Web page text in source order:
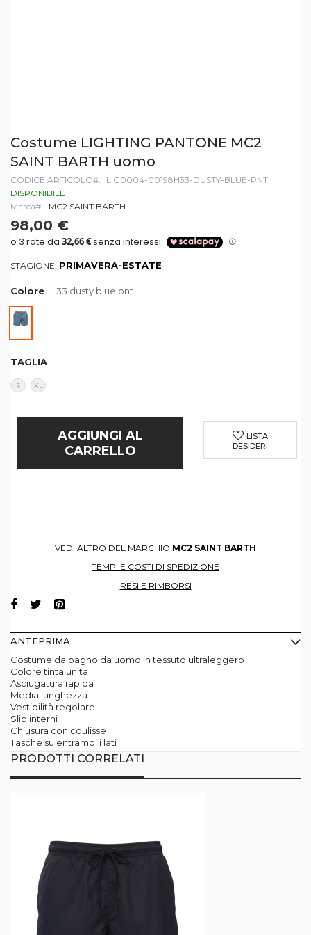
Vai
all'inizio
della
di
immagini
Costume LIGHTING PANTONE MC2
SAINT BARTH uomo
CODICE ARTICOLO
LIG0004-00198H33-DUSTY-BLUE-PNT
DISPONIBILE
Marca
MC2 SAINT BARTH
98,00 €
STAGIONE: PRIMAVERA-ESTATE
Colore 33 dusty blue pnt
TAGLIA
S XL
AGGIUNGI AL
CARRELLO
LISTA
DESIDERI
VEDI ALTRO DEL MARCHIO MC2 SAINT BARTH
TEMPI E COSTI DI SPEDIZIONE
RESI E RIMBORSI
ANTEPRIMA
Costume da bagno da uomo in tessuto ultraleggero
Colore tinta unita
Asciugatura rapida
Media lunghezza
Vestibilità regolare
Slip interni
Chiusura con coulisse
Tasche su entrambi i lati
PRODOTTI CORRELATI